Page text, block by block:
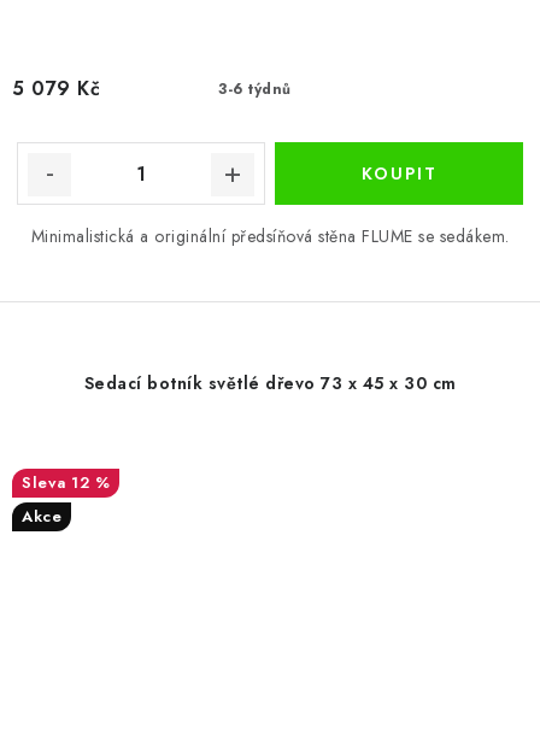
3-6 týdnů
5 079 Kč
Minimalistická a originální předsíňová stěna FLUME se sedákem.
Sedací botník světlé dřevo 73 x 45 x 30 cm
12 %
Akce